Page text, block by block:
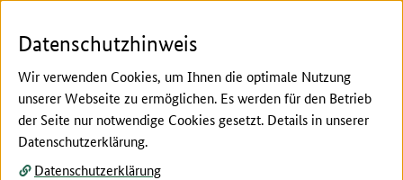
Hier beginnt der Hauptinhalt dieser Seite
News
Datenschutzhinweis
Wir verwenden Cookies, um Ihnen die optimale Nutzung
unserer Webseite zu ermöglichen. Es werden für den Betrieb
der Seite nur notwendige Cookies gesetzt. Details in unserer
Datenschutzerklärung.
Datenschutzerklärung